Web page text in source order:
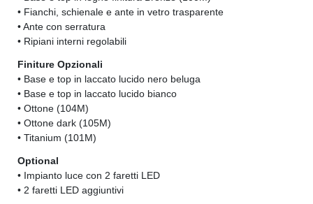
• Fianchi, schienale e ante in vetro trasparente
• Ante con serratura
• Ripiani interni regolabili
Finiture Opzionali
• Base e top in laccato lucido nero beluga
• Base e top in laccato lucido bianco
• Ottone (104M)
• Ottone dark (105M)
• Titanium (101M)
Optional
• Impianto luce con 2 faretti LED
• 2 faretti LED aggiuntivi